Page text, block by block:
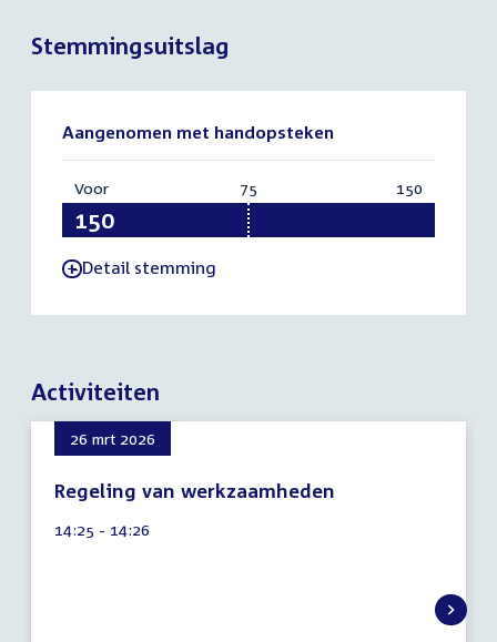
Stemmingsuitslag
Aangenomen met handopsteken
Voor:
150
75 150
-Detail stemming
Activiteiten
26 mrt 2026
Regeling van werkzaamheden
augustus
Tijd
14:25 - 14:26